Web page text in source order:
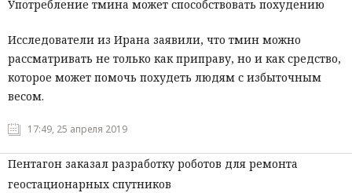
Употребление тмина может способствовать похудению
Исследователи из Ирана заявили, что тмин можно
рассматривать не только как приправу, но и как средство,
которое может помочь похудеть людям с избыточным
весом.
17:49, 25 апреля 2019
Пентагон заказал разработку роботов для ремонта
геостационарных спутников